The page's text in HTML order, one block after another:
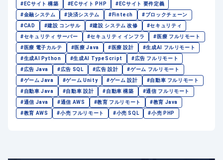
#ECサイト 構築 #ECサイト PHP
#ECサイト 要件定義
#金融システム
#決済システム #Fintech
#ブロックチェーン
#CAD
#建設 コンサル #建設 システム 改修
#セキュリティ
#セキュリティ サーバー
#セキュリティ インフラ
#医療 フルリモート
#医療 電子カルテ
#医療 Java #医療 設計
#生成AI フルリモート
#生成AI Python
#生成AI TypeScript
#広告 フルリモート
#広告 Java
#広告 SQL #広告 設計
#ゲーム フルリモート
#ゲーム Java
#ゲーム Unity #ゲーム 設計
#自動車 フルリモート
#自動車 Java
#自動車 設計 #自動車 構築
#通信 フルリモート
#通信 Java
#通信 AWS #教育 フルリモート
#教育 Java
#教育 AWS
#小売 フルリモート #小売 SQL #小売 PHP